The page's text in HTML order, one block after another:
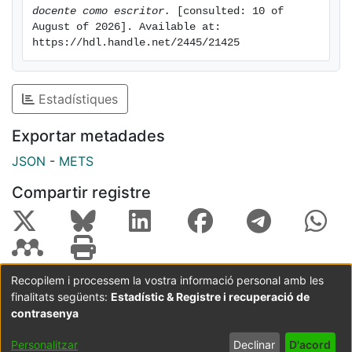
confusion of the concepts of a competent writer and a
literary writer and the influence it may have on the
writing practice.
docente como escritor.
[consulted: 10 of
August of 2026]. Available at:
https://hdl.handle.net/2445/21425
Estadístiques
Exportar metadades
JSON - METS
Compartir registre
Coordinació:CRAI UB Avís legal
Metadades
subjectes a:
Configuració
de cookies
privadesa
Recopilem i processem la vostra informació personal amb les
finalitats següents: Estadístic & Registre i recuperació de
contrasenya
Personalitzar Declinar D'acord